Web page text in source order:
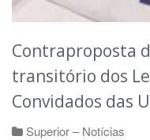
Contraproposta
transitório dos
Convidados das
Superior – Notícias